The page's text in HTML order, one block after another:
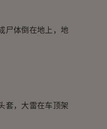
尸体倒在地上，地
，大雷在车顶架